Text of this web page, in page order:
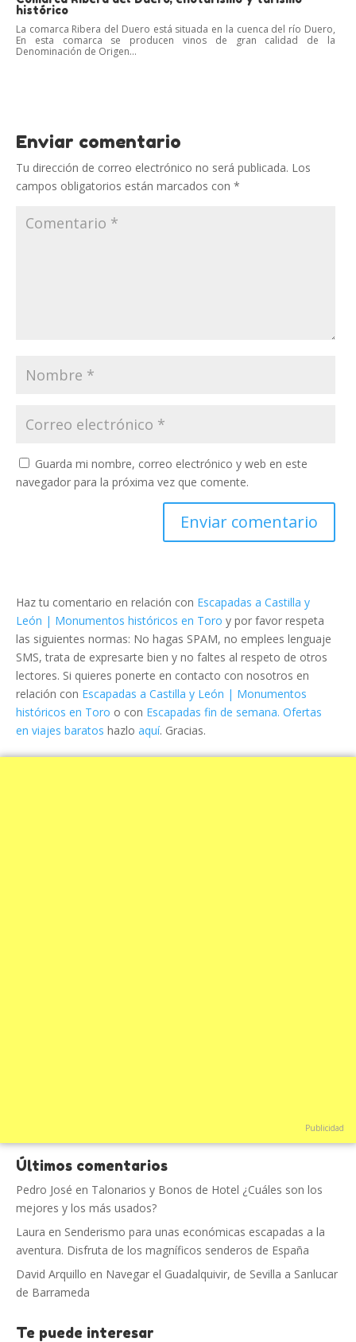
histórico
La comarca Ribera del Duero está situada en la cuenca del río Duero,
En esta comarca se producen vinos de gran calidad de la
Denominación de Origen...
Enviar comentario
Tu dirección de correo electrónico no será publicada. Los
campos obligatorios están marcados con *
Guarda mi nombre, correo electrónico y web en este
navegador para la próxima vez que comente.
Haz tu comentario en relación con Escapadas a Castilla y
León | Monumentos históricos en Toro y por favor respeta
las siguientes normas: No hagas SPAM, no emplees lenguaje
SMS, trata de expresarte bien y no faltes al respeto de otros
lectores. Si quieres ponerte en contacto con nosotros en
relación con Escapadas a Castilla y León | Monumentos
históricos en Toro o con Escapadas fin de semana. Ofertas
en viajes baratos hazlo aquí. Gracias.
Publicidad
Últimos comentarios
Pedro José en Talonarios y Bonos de Hotel ¿Cuáles son los
mejores y los más usados?
Laura en Senderismo para unas económicas escapadas a la
aventura. Disfruta de los magníficos senderos de España
David Arquillo en Navegar el Guadalquivir, de Sevilla a Sanlucar
de Barrameda
Te puede interesar